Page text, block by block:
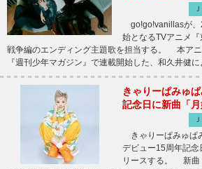
go!go!vanillasが、
始となるTVアニメ
戦争編のエンディング主題歌を担当する。 本ア
『週刊少年マガジン』で連載開始した、和久井健
きゃりーぱみゅ
記念日に新曲「
きゃりーぱみゅぱ
デビュー15周年記念
リースする。 新曲